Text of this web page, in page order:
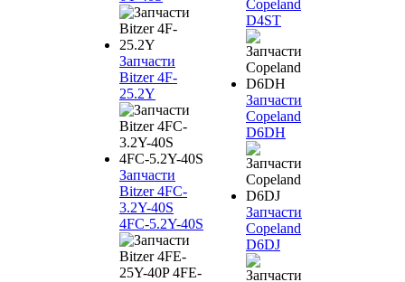
Запчасти
Bitzer 4F-
25.2Y
Запчасти
Bitzer 4FC-
3.2Y-40S
4FC-5.2Y-40S
Copeland
D4ST
Запчасти
Copeland
D6DH
Запчасти
Copeland
D6DJ